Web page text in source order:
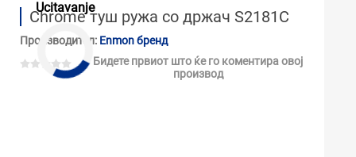
Ucitavanje
Chrome туш ружа со држач S2181C
Производител: Enmon бренд
Бидете првиот што ќе го коментира овој
производ